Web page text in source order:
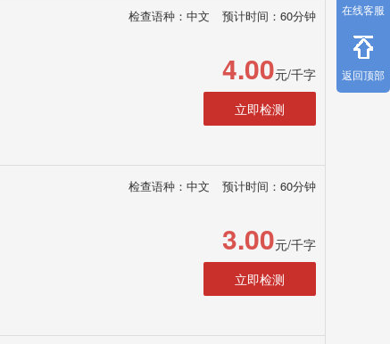
检查语种：中文 预计时间：60分钟
4.00元/千字
立即检测
检查语种：中文 预计时间：60分钟
3.00元/千字
立即检测
在线客服
返回顶部